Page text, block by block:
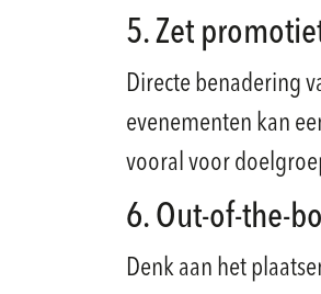
5. Zet
Directe benadering
evenementen kan
vooral voor
6. Out-of-the-
Denk aan het